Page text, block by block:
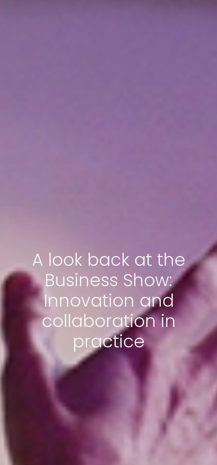
A look back at the
Business Show:
Innovation and
collaboration in
practice